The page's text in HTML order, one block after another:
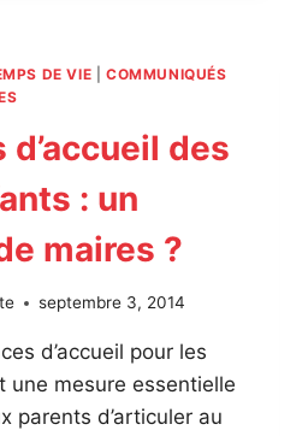
DE VIE |COMMUNIQUÉS
des
: un
maires ?
septembre 3, 2014
d’accueil pour les
une mesure essentielle
parents d’articuler au